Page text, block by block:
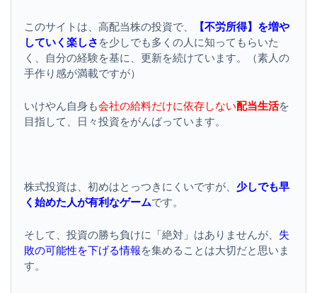
このサイトは、高配当株の投資で、
【不労所得】を増や
していく楽しさ を少しでも多くの人に知ってもらいた
く、自分の経験を基に、更新を続けています。（素人の
手作り感が満載ですが）
いけやん自身も会社の給料だけに依存しない配当生活を
目指して、日々投資をがんばっています。
株式投資は、初めはとっつきにくいですが、 少しでも早
く始めた人が有利なゲームです。
そして、投資の勝ち負けに「絶対」はありませんが、 失
敗の可能性を下げる情報を集めることは大切だと思いま
す。